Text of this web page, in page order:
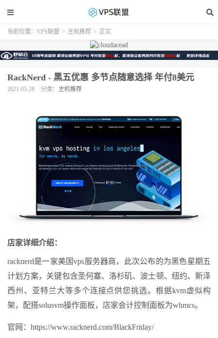
当前位置： VPS联盟 > 主机推荐 > 正文
RackNerd - 黑五优惠 多节点随意选择 年付8美元
2021-05-28 分类： 主机推荐
店家详细介绍：
racknerd是一家美国vps服务器商，此次公布的为黑色星期五
计划方案，关键包含圣何塞、洛杉矶、波士顿、纽约、新泽
西州、亚特兰大等多个连接点供您挑选。根据kvm虚似构
架，配搭solusvm操作面板，店家会计控制面板为whmcs。
官网：https://www.racknerd.com/BlackFriday/